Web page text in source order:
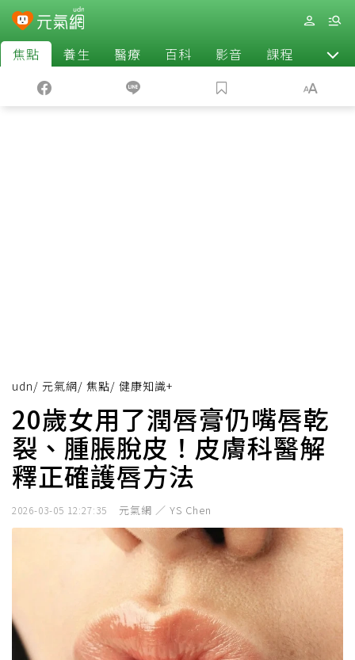
焦點 養生 醫療 百科 影音 課程 退休
udn/ 元氣網/ 焦點/ 健康知識+
20歲女用了潤唇膏仍嘴唇乾
裂、腫脹脫皮！皮膚科醫解
釋正確護唇方法
2026-03-05 12:27:35 元氣網 ／ YS Chen